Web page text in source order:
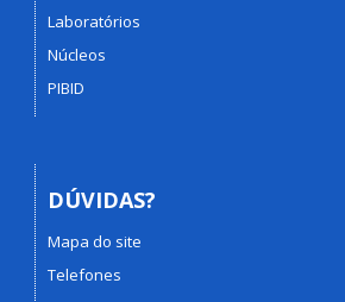
Laboratórios
Núcleos
PIBID
DÚVIDAS?
Mapa do site
Telefones